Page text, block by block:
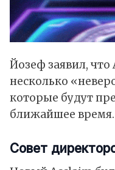
Йозеф заявил,
несколько
которые будут
ближайшее время.
Совет